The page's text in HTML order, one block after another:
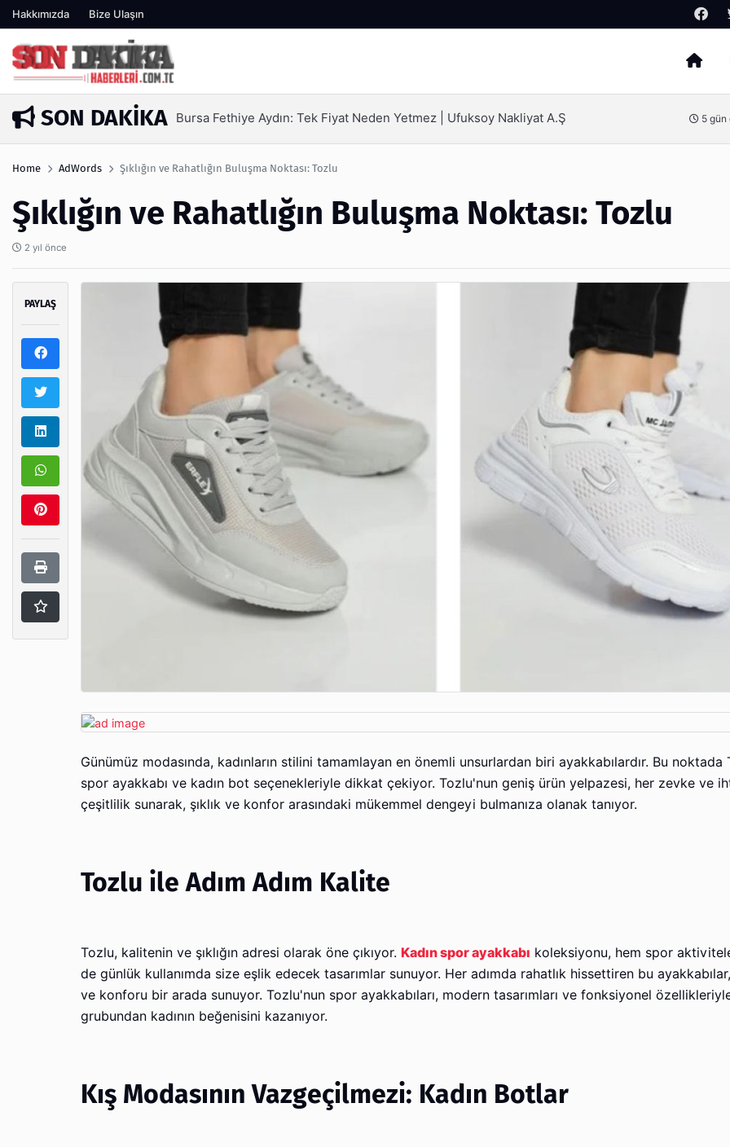
Hakkımızda Bize Ulaşın
Arama
SON DAKIKA
5 gün önce SEO Hizmeti Alırken Kandırılmamak İçin Bilinmesi Gerekenler 6 gün
Home AdWords Şıklığın ve Rahatlığın Buluşma Noktası: Tozlu
Şıklığın ve Rahatlığın Buluşma Noktası: Tozlu
2 yıl önce
PAYLAŞ
Günümüz modasında, kadınların stilini tamamlayan en önemli unsurlardan biri ayakkabılardır. Bu noktada
spor ayakkabı ve kadın bot seçenekleriyle dikkat çekiyor. Tozlu'nun geniş ürün yelpazesi, her zevke ve
çeşitlilik sunarak, şıklık ve konfor arasındaki mükemmel dengeyi bulmanıza olanak tanıyor.
Tozlu ile Adım Adım Kalite
Tozlu, kalitenin ve şıklığın adresi olarak öne çıkıyor. Kadın spor ayakkabı koleksiyonu, hem spor
de günlük kullanımda size eşlik edecek tasarımlar sunuyor. Her adımda rahatlık hissettiren bu ayakkabılar,
ve konforu bir arada sunuyor. Tozlu'nun spor ayakkabıları, modern tasarımları ve fonksiyonel
grubundan kadının beğenisini kazanıyor.
Kış Modasının Vazgeçilmezi: Kadın Botlar